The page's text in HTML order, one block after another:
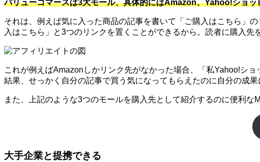
バリューコマースは3大モール、具体的にはAmazon、Yahoo!ショ
それは、例えば気に入った商品の記事を書いて「ご購入はこちら」
入はこちら」と3つのリンクを置くことができるから。読者に購入先
これが例えばAmazonしかリンク先がなかった場合、「私Yahoo!シ
結果、せっかく自分の記事で買う気になってもらえたのに自分の成
また、上記のような3つのモールを購入先として紹介するのに便利
大手企業と提携できる